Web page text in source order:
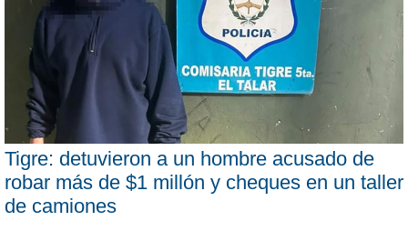
Tigre: detuvieron a un hombre acusado de
robar más de $1 millón y cheques en un taller
de camiones